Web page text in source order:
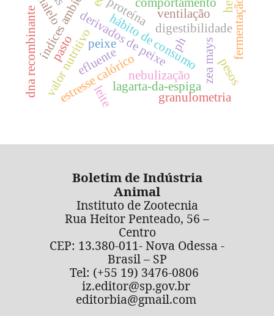
peixe
derivados de peixe
hábito de consumo
estresse calóriconebulização
ventilação
digestibilidade
efluente
fermentação
ph
proteína
lagarta-da-espiga
dna recombinante zea mays
granulometria
valor nutritivo pesos
pasto
leite
dialelo
Boletim de Indústria
Animal
Instituto de Zootecnia
Rua Heitor Penteado, 56 –
Centro
CEP: 13.380-011- Nova Odessa -
Brasil – SP
Tel: (+55 19) 3476-0806
iz.editor@sp.gov.br
editorbia@gmail.com